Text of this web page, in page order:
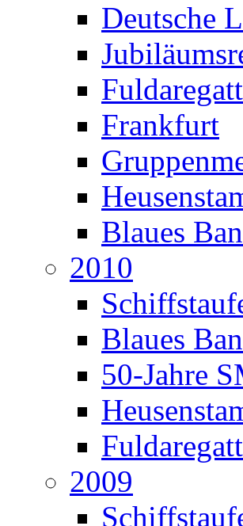
Deutsche
Frankfurt
Blaues
2010
Blaues
50-Jahre
2009